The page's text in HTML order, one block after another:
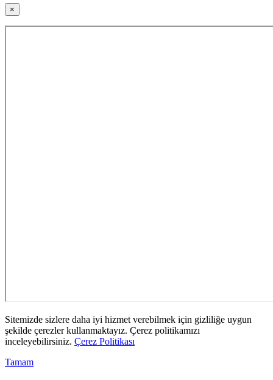
×
Sitemizde sizlere daha iyi hizmet verebilmek için gizliliğe uygun
şekilde çerezler kullanmaktayız. Çerez politikamızı
inceleyebilirsiniz. Çerez Politikası
Tamam